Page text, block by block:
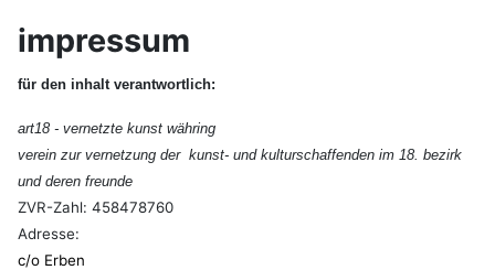
impressum
für den inhalt verantwortlich:
art18 - vernetzte kunst währing
verein zur vernetzung der kunst- und kulturschaffenden im 18. bezirk
und deren freunde
ZVR-Zahl: 458478760
Adresse:
c/o Erben